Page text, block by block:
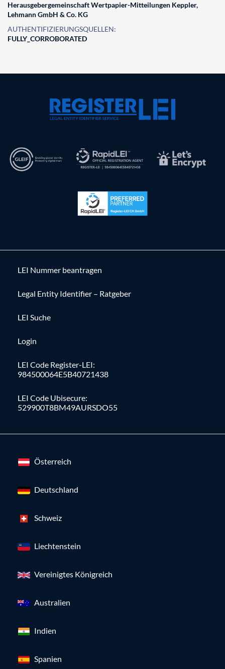
Herausgebergemeinschaft Wertpapier-Mitteilungen Keppler,
Lehmann GmbH & Co. KG
AUTHENTIFIZIERUNGSQUELLEN:
FULLY_CORROBORATED
LEI Nummer beantragen
Legal Entity Identifier – Ratgeber
LEI Suche
Login
LEI Code Register-LEI:
984500064E5B40721438
LEI Code Ubisecure:
529900T8BM49AURSDO55
Österreich
Deutschland
Schweiz
Liechtenstein
Vereinigtes Königreich
Australien
Indien
Spanien